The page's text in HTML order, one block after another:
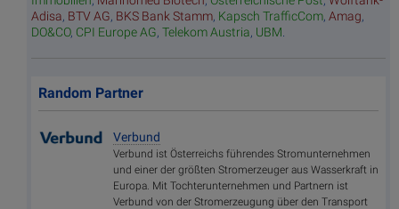
Adisa, BTV AG, BKS Bank Stamm, Kapsch TrafficCom, Amag,
DO&CO, CPI Europe AG, Telekom Austria, UBM
Random Partner
Verbund
Verbund ist Österreichs führendes Stromunternehmen
und einer der größten Stromerzeuger aus Wasserkraft in
Europa. Mit Tochterunternehmen und Partnern ist
Verbund von der Stromerzeugung über den Transport